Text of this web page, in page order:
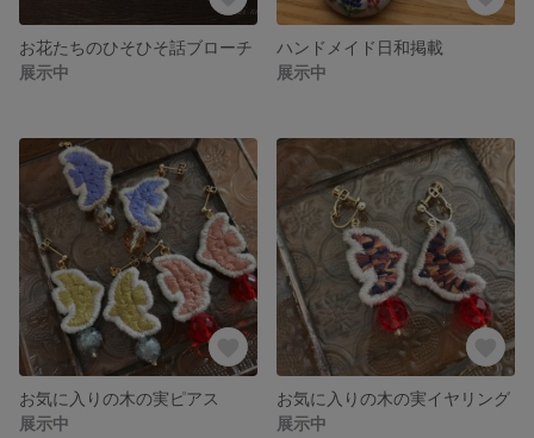
お花たちのひそひそ話ブローチ
展示中
ハンドメイド日和掲載
展示中
お気に入りの木の実ピアス
展示中
お気に入りの木の実イヤリング
展示中